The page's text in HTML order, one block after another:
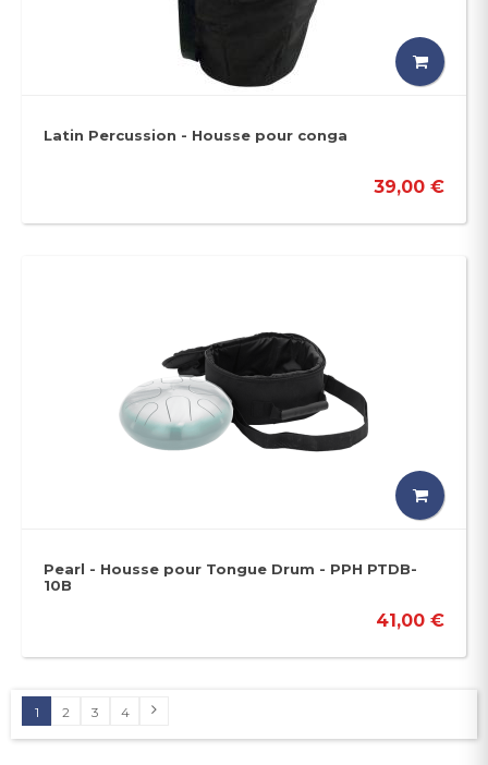
Latin Percussion - Housse pour conga
39,00 €
Pearl - Housse pour Tongue Drum - PPH PTDB-
10B
41,00 €
1 2 3 4